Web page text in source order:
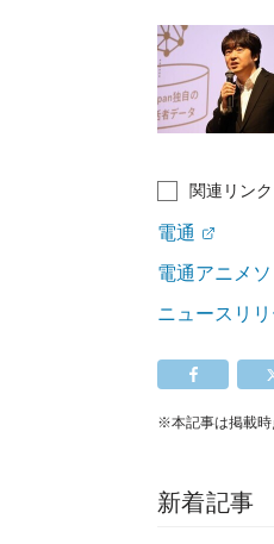
関連リンク
電通
電通アニメ
ニュースリリ
※本記事は掲載時
新着記事